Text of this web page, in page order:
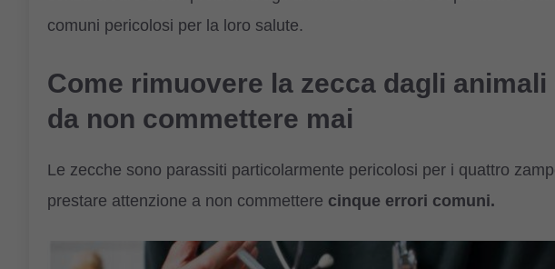
comuni pericolosi per la loro salute.
Come rimuovere la zecca dagli
da non commettere mai
Le zecche sono parassiti particolarmente pericolosi per i quattro
prestare attenzione a non commettere cinque errori comuni.